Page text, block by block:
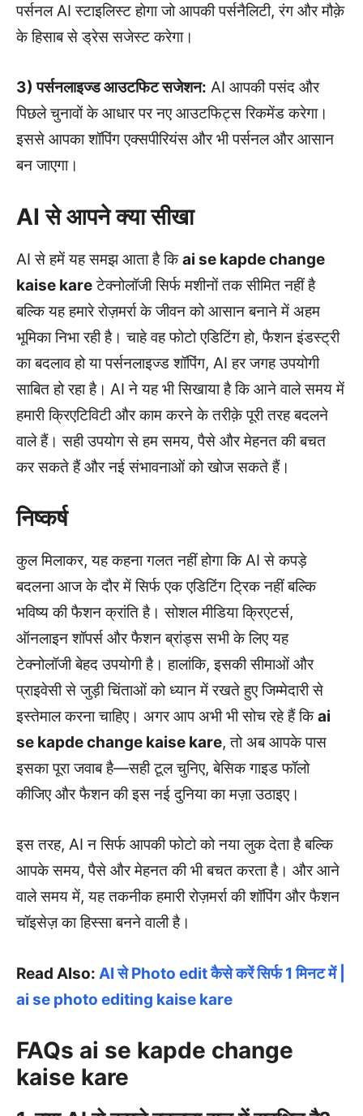
पर्सनल AI स्टाइलिस्ट होगा जो आपकी पर्सनैलिटी, रंग और मौक़े
के हिसाब से ड्रेस सजेस्ट करेगा।
3) पर्सनलाइज्ड आउटफिट सजेशन: AI आपकी पसंद और
पिछले चुनावों के आधार पर नए आउटफिट्स रिकमेंड करेगा।
इससे आपका शॉपिंग एक्सपीरियंस और भी पर्सनल और आसान
बन जाएगा।
AI से आपने क्या सीखा
AI से हमें यह समझ आता है किai se kapde change
kaise kareटेक्नोलॉजी सिर्फ मशीनों तक सीमित नहीं है
बल्कि यह हमारे रोज़मर्रा के जीवन को आसान बनाने में अहम
भूमिका निभा रही है। चाहे वह फोटो एडिटिंग हो, फैशन इंडस्ट्री
का बदलाव हो या पर्सनलाइज्ड शॉपिंग, AI हर जगह उपयोगी
साबित हो रहा है। AI ने यह भी सिखाया है कि आने वाले समय में
हमारी क्रिएटिविटी और काम करने के तरीक़े पूरी तरह बदलने
वाले हैं। सही उपयोग से हम समय, पैसे और मेहनत की बचत
कर सकते हैं और नई संभावनाओं को खोज सकते हैं।
निष्कर्ष
कुल मिलाकर, यह कहना गलत नहीं होगा कि AI से कपड़े
बदलना आज के दौर में सिर्फ एक एडिटिंग ट्रिक नहीं बल्कि
भविष्य की फैशन क्रांति है। सोशल मीडिया क्रिएटर्स,
ऑनलाइन शॉपर्स और फैशन ब्रांड्स सभी के लिए यह
टेक्नोलॉजी बेहद उपयोगी है। हालांकि, इसकी सीमाओं और
प्राइवेसी से जुड़ी चिंताओं को ध्यान में रखते हुए जिम्मेदारी से
इस्तेमाल करना चाहिए। अगर आप अभी भी सोच रहे हैं किai
se kapde change kaise kare, तो अब आपके पास
इसका पूरा जवाब है—सही टूल चुनिए, बेसिक गाइड फॉलो
कीजिए और फैशन की इस नई दुनिया का मज़ा उठाइए।
इस तरह, AI न सिर्फ आपकी फोटो को नया लुक देता है बल्कि
आपके समय, पैसे और मेहनत की भी बचत करता है। और आने
वाले समय में, यह तकनीक हमारी रोज़मर्रा की शॉपिंग और फैशन
चॉइसेज़ का हिस्सा बनने वाली है।
Read Also: AI से Photo edit कैसे करें सिर्फ 1 मिनट में |
ai se photo editing kaise kare
FAQs ai se kapde change
kaise kare